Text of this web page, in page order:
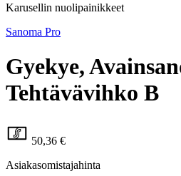
Karusellin nuolipainikkeet
Sanoma Pro
Gyekye,
Tehtävävihko B
50,36 €
Asiakasomistajahinta